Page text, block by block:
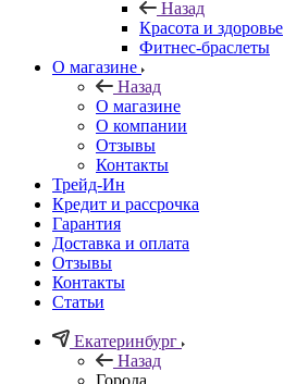
Назад
Красота и здоровье
Фитнес-браслеты
О магазине
Назад
О магазине
О компании
Отзывы
Контакты
Трейд-Ин
Кредит и рассрочка
Гарантия
Доставка и оплата
Отзывы
Контакты
Статьи
Екатеринбург
Назад
Города